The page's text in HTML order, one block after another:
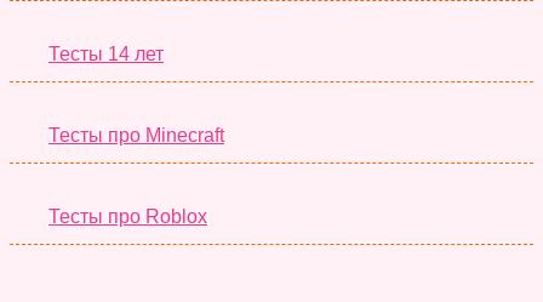
Тесты 14 лет
Тесты про Minecraft
Тесты про Roblox